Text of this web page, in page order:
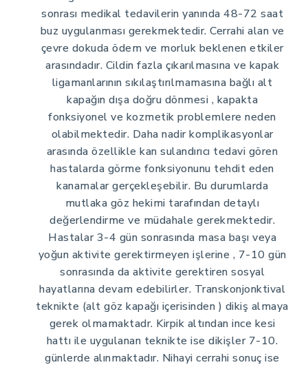
sonrası medikal tedavilerin yanında 48-72 saat
buz uygulanması gerekmektedir. Cerrahi alan ve
çevre dokuda ödem ve morluk beklenen etkiler
arasındadır. Cildin fazla çıkarılmasına ve kapak
ligamanlarının sıkılaştırılmamasına bağlı alt
kapağın dışa doğru dönmesi , kapakta
fonksiyonel ve kozmetik problemlere neden
olabilmektedir. Daha nadir komplikasyonlar
arasında özellikle kan sulandırıcı tedavi gören
hastalarda görme fonksiyonunu tehdit eden
kanamalar gerçekleşebilir. Bu durumlarda
mutlaka göz hekimi tarafından detaylı
değerlendirme ve müdahale gerekmektedir.
Hastalar 3-4 gün sonrasında masa başı veya
yoğun aktivite gerektirmeyen işlerine , 7-10 gün
sonrasında da aktivite gerektiren sosyal
hayatlarına devam edebilirler. Transkonjonktival
teknikte (alt göz kapağı içerisinden ) dikiş almaya
gerek olmamaktadr. Kirpik altından ince kesi
hattı ile uygulanan teknikte ise dikişler 7-10.
günlerde alınmaktadır. Nihayi cerrahi sonuç ise